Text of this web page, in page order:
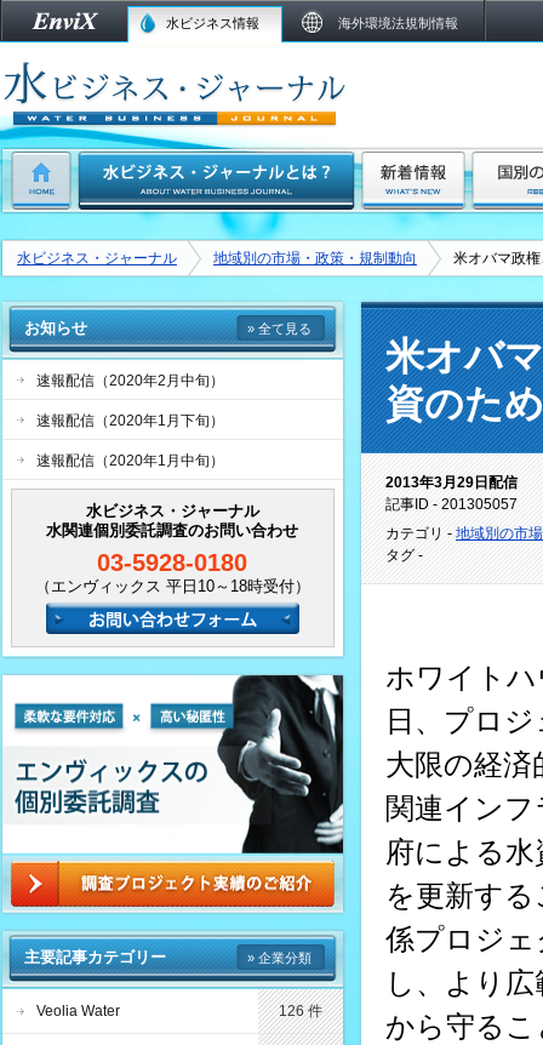
水ビジネス情報 海外環境法規制情報
水ビジネス・ジャーナル 地域別の市場・政策・規制動向 米オバマ政
米オバ
資のた
2013年3月29日配信
記事ID - 201305057
カテゴリ - 地域別の市
タグ -
ホワイトハ
日、プロ
大限の経
関連イン
府による
を更新す
係プロジ
し、より
から守る
お知らせ » 全て見る
速報配信（2020年2月中旬）
速報配信（2020年1月下旬）
速報配信（2020年1月中旬）
水ビジネス・ジャーナル
水関連個別委託調査のお問い合わせ
03-5928-0180
（エンヴィックス 平日10～18時受付）
主要記事カテゴリー » 企業分類
Veolia Water 126 件